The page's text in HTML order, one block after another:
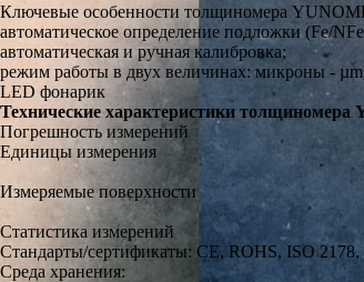
Ключевые особенности толщиномера
автоматическое определение подложки (Fe/
автоматическая и ручная калибровка;
режим работы в двух величинах: микроны -
LED фонарик
Технические характеристики
Погрешность измерений
Единицы измерения
Измеряемые поверхности
Статистика измерений
Стандарты/сертификаты: CE, ROHS, ISO
Среда хранения: